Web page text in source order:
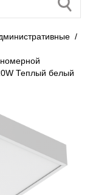
/
Теплый белый